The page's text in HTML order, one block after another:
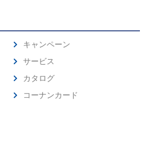
キャンペーン
サービス
カタログ
コーナンカード